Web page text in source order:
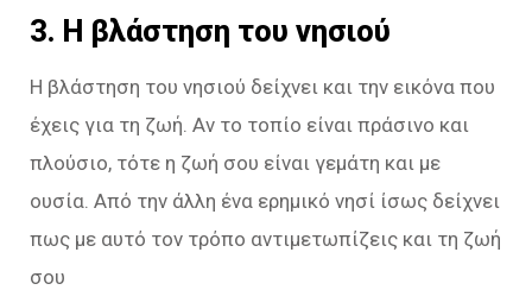
3. H βλάστηση του νησιού
Η βλάστηση του νησιού δείχνει και την εικόνα που
έχεις για τη ζωή. Αν το τοπίο είναι πράσινο και
πλούσιο, τότε η ζωή σου είναι γεμάτη και με
ουσία. Από την άλλη ένα ερημικό νησί ίσως δείχνει
πως με αυτό τον τρόπο αντιμετωπίζεις και τη ζωή
σου